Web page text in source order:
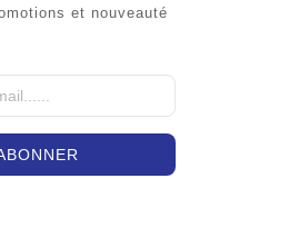
et nouveauté